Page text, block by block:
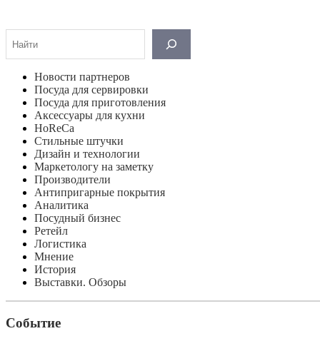
Новости партнеров
Посуда для сервировки
Посуда для приготовления
Аксессуары для кухни
HoReCa
Стильные штучки
Дизайн и технологии
Маркетологу на заметку
Производители
Антипригарные покрытия
Аналитика
Посудный бизнес
Ретейл
Логистика
Мнение
История
Выставки. Обзоры
Событие